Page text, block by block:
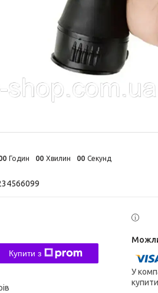
0 Годин 00 Хвилин 00 Секунд
Купити з
У